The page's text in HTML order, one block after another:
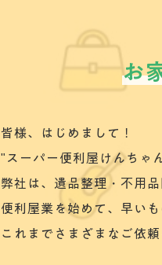
お
皆様、はじめまして！
"スーパー便利屋けんちゃ
弊社は、遺品整理・不用
便利屋業を始めて、早い
これまでさまざまなご依